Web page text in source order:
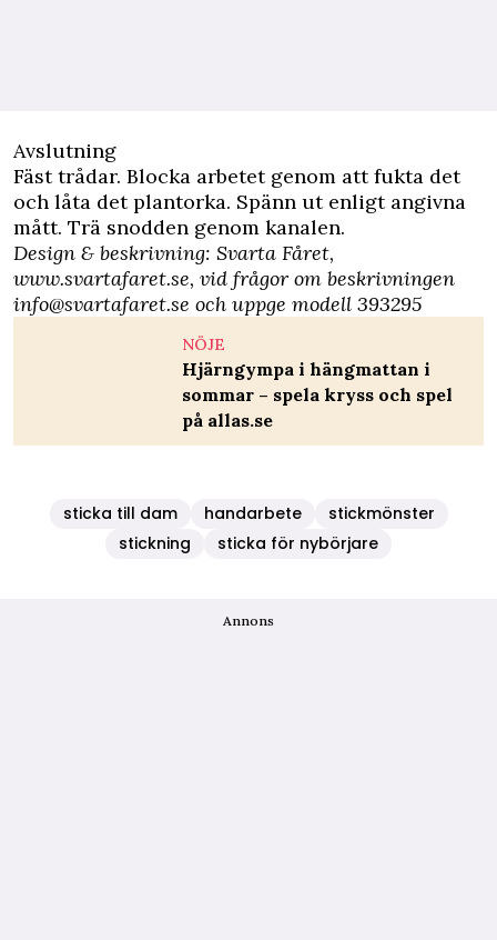
Avslutning
Fäst trådar. Blocka arbetet genom att fukta det
och låta det plantorka. Spänn ut enligt angivna
mått. Trä snodden genom kanalen.
Design & beskrivning: Svarta Fåret,
www.svartafaret.se, vid frågor om beskrivningen
info@svartafaret.se och uppge modell 393295
NÖJE
Hjärngympa i hängmattan i
sommar – spela kryss och spel
på allas.se
sticka till dam handarbete
stickmönster
stickning
sticka för nybörjare
Annons